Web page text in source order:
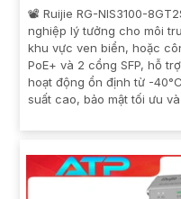
📽 Ruijie RG-NIS3100-
nghiệp lý tưởng cho môi
khu vực ven biển, hoặc
PoE+ và 2 cổng SFP, hỗ
hoạt động ổn định từ -
suất cao, bảo mật tối ưu